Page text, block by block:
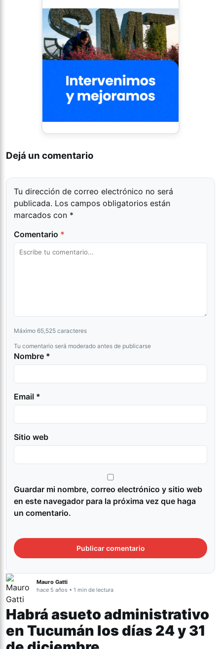
Dejá un comentario
Tu dirección de correo electrónico no será
publicada. Los campos obligatorios están
marcados con *
Comentario *
Máximo 65,525 caracteres
Tu comentario será moderado antes de publicarse
Nombre *
Email *
Sitio web
Guardar mi nombre, correo electrónico y sitio web
en este navegador para la próxima vez que haga
un comentario.
Mauro Gatti
hace 5 años • 1 min de lectura
Habrá asueto administrativo
en Tucumán los días 24 y 31